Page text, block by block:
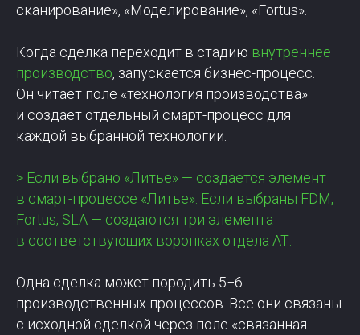
сканирование», «Моделирование», «Fortus».
Когда сделка переходит в стадию внутреннее
производство, запускается бизнес-процесс.
Он читает поле «технология производства»
и создает отдельный смарт-процесс для
каждой выбранной технологии.
> Если выбрано «Литье» — создается элемент
в смарт-процессе «Литье». Если выбраны FDM,
Fortus, SLA — создаются три элемента
в соответствующих воронках отдела АТ.
Одна сделка может породить 5−6
производственных процессов. Все они связаны
с исходной сделкой через поле «связанная